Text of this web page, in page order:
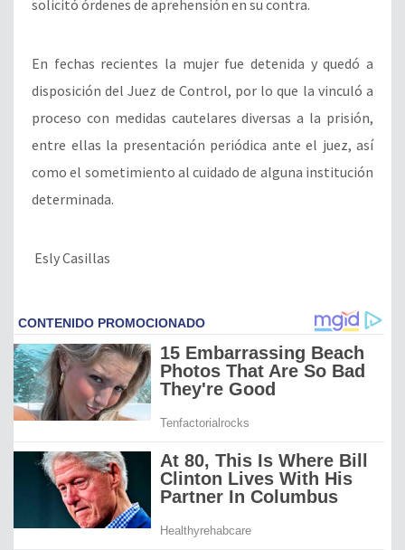
solicitó órdenes de aprehensión en su contra.
En fechas recientes la mujer fue detenida y quedó a
disposición del Juez de Control, por lo que la vinculó a
proceso con medidas cautelares diversas a la prisión,
entre ellas la presentación periódica ante el juez, así
como el sometimiento al cuidado de alguna institución
determinada.
Esly Casillas